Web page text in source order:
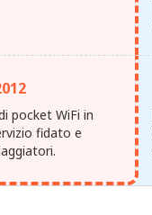
pocket WiFi in
fidato e